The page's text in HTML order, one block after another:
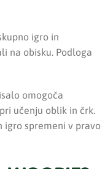
igro in
na obisku. Podloga
omogoča
učenju oblik in črk.
igro spremeni v pravo